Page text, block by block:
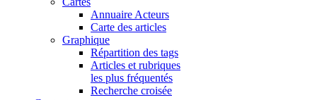
Annuaire Acteurs
Carte des articles
Graphique
Répartition des tags
Articles et rubriques
les plus fréquentés
Recherche croisée